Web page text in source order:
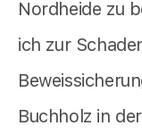
Nordheide zu
ich zur
Buchholz in